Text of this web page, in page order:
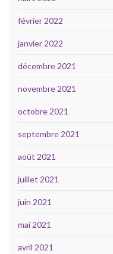
février 2022
janvier 2022
décembre 2021
novembre 2021
octobre 2021
septembre 2021
août 2021
juillet 2021
juin 2021
mai 2021
avril 2021